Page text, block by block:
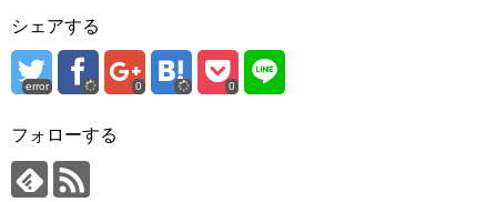
シェアする
error 0 0
フォローする